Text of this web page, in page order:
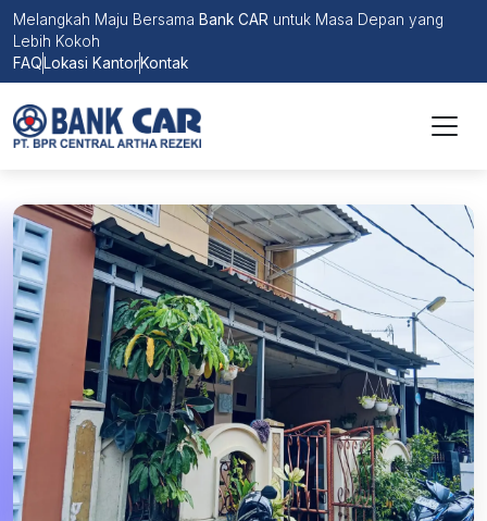
Melangkah Maju Bersama Bank CAR untuk Masa Depan yang
Lebih Kokoh
FAQ Lokasi KantorKontak